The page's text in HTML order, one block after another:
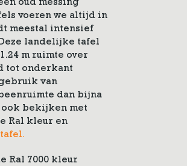
oud messing
voeren we altijd in
meestal intensief
landelijke tafel
m ruimte over
tot onderkant
van
dan bijna
bekijken met
Ral kleur en
Ral 7000 kleur